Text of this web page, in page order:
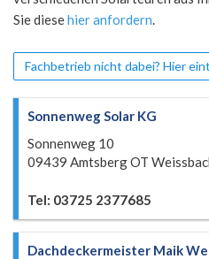
Sie diesehier anfordern.
Fachbetrieb nicht dabei? Hier
Sonnenweg Solar KG
Sonnenweg 10
09439 Amtsberg OT
Tel: 03725 2377685
Dachdeckermeister Maik